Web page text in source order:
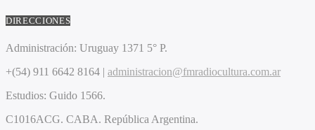
DIRECCIONES
Administración: Uruguay 1371 5° P.
+(54) 911 6642 8164 | administracion@fmradiocultura.com.ar
Estudios: Guido 1566.
C1016ACG. CABA. República Argentina.